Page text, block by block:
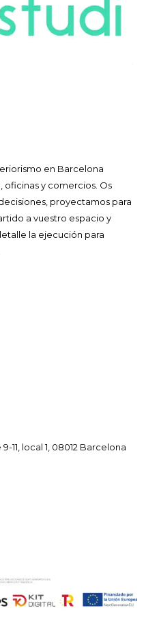
en Barcelona
oficinas y comercios. Os
proyectamos para
a vuestro espacio y
la ejecución para
11, local 1, 08012 Barcelona